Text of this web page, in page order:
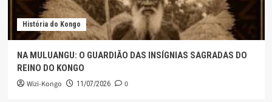
História do Kongo
NA MULUANGU: O GUARDIÃO DAS INSÍGNIAS SAGRADAS DO
REINO DO KONGO
Wizi-Kongo 11/07/2026 0